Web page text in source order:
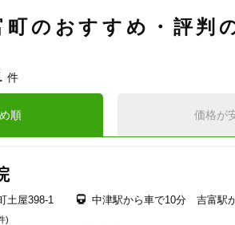
町のおすすめ・評判
件
順 価格が
土屋398-1 中津駅から車で10分 吉富駅
)